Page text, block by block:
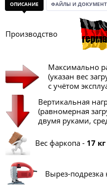
ОПИСАНИЕ ФАЙЛЫ И
Производство
Максимально
(указан вес
с учётом
Вертикальная
(равномерная
двумя руками,
Вес фаркопа - 17 кг
Вырез-